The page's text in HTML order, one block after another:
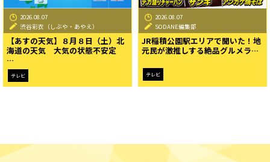
2026.08.07
渋谷彩衣（しぶや・あやえ）
【あすの天気】８月８日（土）北
海道の天気 大気の状態不安定
…
テレビ
2026.08.07
SODANE編集部
JR稲積公園駅エリアで聞いた！地
元民が激推しする絶品グルメラ…
テレビ